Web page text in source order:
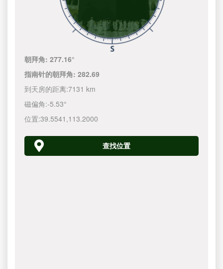
朝拜角:277.16°
指南针的朝拜角:282.69
到天房的距离:7131 km
磁偏角:-5.53°
位置:39.5541 ,113.2000
查找位置